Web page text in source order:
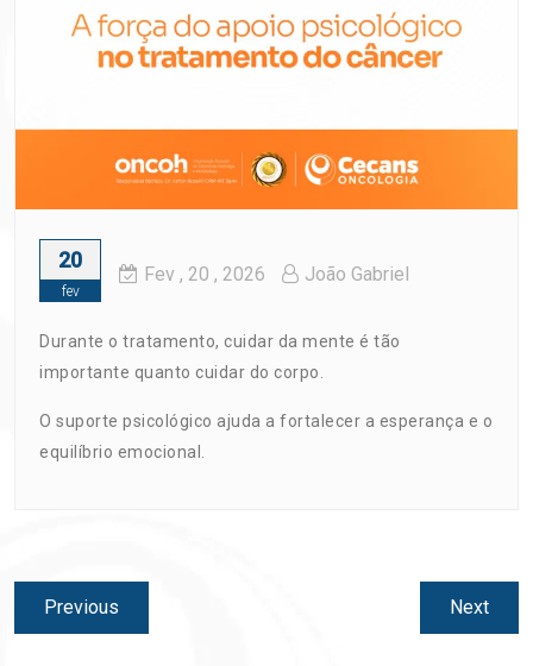
20
fev
Fev , 20 , 2026 João Gabriel
Durante o tratamento, cuidar da mente é tão
importante quanto cuidar do corpo.
O suporte psicológico ajuda a fortalecer a esperança e o
equilíbrio emocional.
Navegação
de
Previous
post:
NextNext
post: